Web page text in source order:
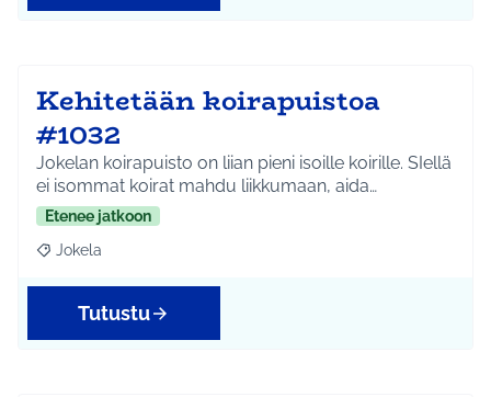
Kehitetään koirapuistoa
#1032
Jokelan koirapuisto on liian pieni isoille koirille. SIellä
ei isommat koirat mahdu liikkumaan, aida…
Etenee jatkoon
Rajaa tulokset aihepiirin mukaan: Jokela
Jokela
Tutustu